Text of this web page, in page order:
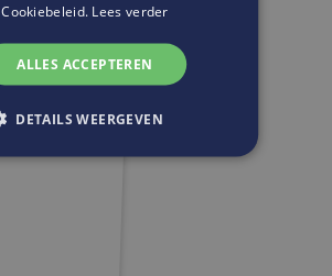
Cookiebeleid. Lees verder
ALLES ACCEPTEREN
DETAILS WEERGEVEN